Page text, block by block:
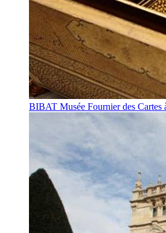
BIBAT Musée Fournier des Cartes